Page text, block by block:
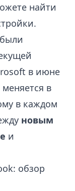
найти
в июне
в
в каждом
новым
и
обзор